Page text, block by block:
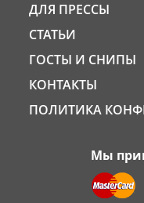
ДЛЯ ПРЕССЫ
СТАТЬИ
ГОСТЫ И СНИПЫ
КОНТАКТЫ
ПОЛИТИКА
Мы